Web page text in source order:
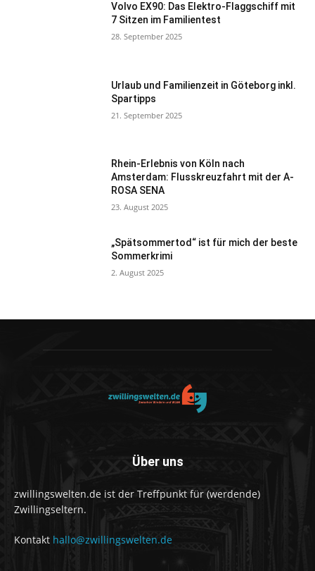
Volvo EX90: Das Elektro-Flaggschiff mit
7 Sitzen im Familientest
28. September 2025
Urlaub und Familienzeit in Göteborg inkl.
Spartipps
21. September 2025
Rhein-Erlebnis von Köln nach
Amsterdam: Flusskreuzfahrt mit der A-
ROSA SENA
23. August 2025
„Spätsommertod“ ist für mich der beste
Sommerkrimi
2. August 2025
Über uns
zwillingswelten.de ist der Treffpunkt für (werdende)
Zwillingseltern.
Kontakt hallo@zwillingswelten.de